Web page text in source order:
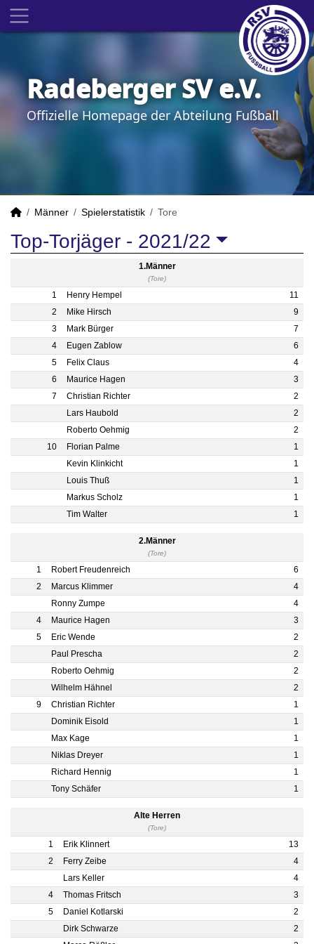
Radeberger SV e.V.
Offizielle Homepage der Abteilung Fußball
Männer Spielerstatistik Tore
Top-Torjäger - 2021/22
1.Männer
(Tore)
1 Henry Hempel
11
2
Mike Hirsch
9
3
Mark Bürger
7
4
Eugen Zablow
6
5
Felix Claus
4
6
Maurice Hagen
3
7
Christian Richter
2
Lars Haubold
2
Roberto Oehmig
2
10
Florian Palme
1
Kevin Klinkicht
1
Louis Thuß
1
Markus Scholz
1
Tim Walter
1
2.Männer
(Tore)
1 Robert Freudenreich
6
2
Marcus Klimmer
4
Ronny Zumpe
4
4
Maurice Hagen
3
5
Eric Wende
2
Paul Prescha
2
Roberto Oehmig
2
Wilhelm Hähnel
2
9
Christian Richter
1
Dominik Eisold
1
Max Kage
1
Niklas Dreyer
1
Richard Hennig
1
Tony Schäfer
1
Alte Herren
(Tore)
1 Erik Klinnert
13
2
Ferry Zeibe
4
Lars Keller
4
4
Thomas Fritsch
3
5
Daniel Kotlarski
2
Dirk Schwarze
2